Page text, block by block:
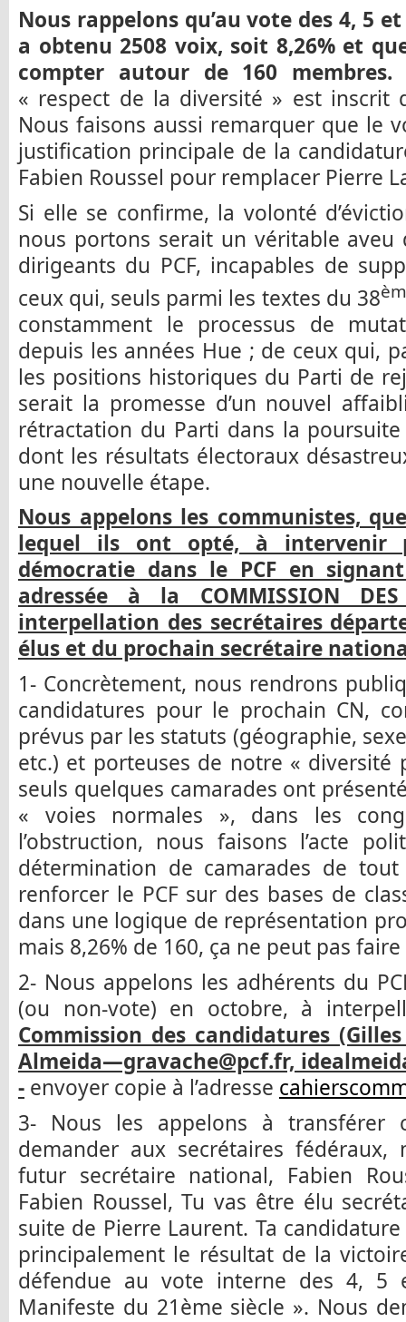
Nous rappelons qu’au vote des 4, 5
a obtenu 2508 voix, soit 8,26% et
compter autour de 160 membres.
« respect de la diversité » est inscrit
Nous faisons aussi remarquer que le
justification principale de la
Fabien Roussel pour remplacer Pierre
Si elle se confirme, la volonté
nous portons serait un véritable aveu
dirigeants du PCF, incapables de
ceux qui, seuls parmi les textes du 38
constamment le processus de
depuis les années Hue ; de ceux qui,
les positions historiques du Parti de
serait la promesse d’un nouvel
rétractation du Parti dans la
dont les résultats électoraux
une nouvelle étape.
Nous appelons les communistes,
lequel ils ont opté, à intervenir
démocratie dans le PCF en
adressée à la COMMISSION DES
interpellation des secrétaires
élus et du prochain secrétaire
1- Concrètement, nous rendrons
candidatures pour le prochain CN,
prévus par les statuts (géographie,
etc.) et porteuses de notre « diversité
seuls quelques camarades ont
« voies normales », dans les
l’obstruction, nous faisons l’acte
détermination de camarades de
renforcer le PCF sur des bases de
dans une logique de représentation
mais 8,26% de 160, ça ne peut pas
2- Nous appelons les adhérents du
(ou non-vote) en octobre, à
Commission des candidatures
Almeida—gravache@pcf.fr,
- envoyer copie à l’adresse
3- Nous les appelons à transférer
demander aux secrétaires
futur secrétaire national, Fabien
Fabien Roussel, Tu vas être élu
suite de Pierre Laurent. Ta
principalement le résultat de la
défendue au vote interne des 4,
Manifeste du 21ème siècle ». Nous